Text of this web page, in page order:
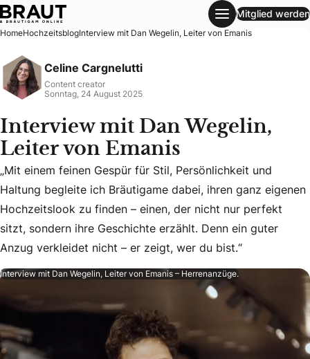
Interview mit Dan Wegelin, Leiter von Emanis
Mitglied werden
HomeHochzeitsblogInterview mit Dan Wegelin, Leiter von Emanis
Celine Cargnelutti
Content creator
Sonntag, 24 August 2025
Interview mit Dan Wegelin,
Leiter von Emanis
„Mit einem feinen Gespür für Stil, Persönlichkeit und
„Mit einem feinen Gespür für Stil, Persönlichkeit und
Haltung begleite ich Bräutigame dabei, ihren ganz eigenen
Hochzeitslook zu finden – einen, der nicht nur perfekt
sitzt, sondern ihre Geschichte erzählt. Denn ein guter
Anzug verkleidet nicht – er zeigt, wer du bist.“
Interview mit Dan Wegelin, Leiter von Emanis – Herrenanzüge.